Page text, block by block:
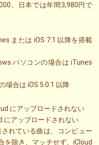
。日本では年間3,980円で
または iOS 7.1 以降を搭載
パソコンの場合は iTunes
場合は iOS 5.0.1 以降
にアップロードされない
にアップロードされない
されている曲は、コンピュー
を除き、マッチせず、iCloud